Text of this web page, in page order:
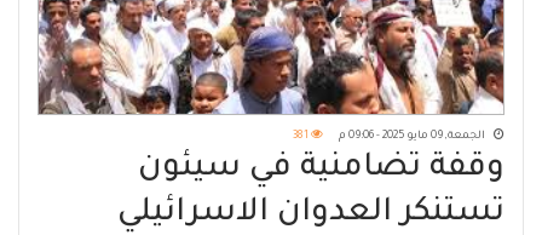
الجمعة, 09 مايو 2025 - 09:06 م 381
وقفة تضامنية في سيئون
تستنكر العدوان الاسرائيلي